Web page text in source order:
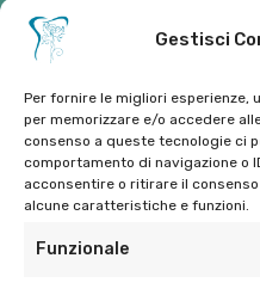
Gestisci
Per fornire le migliori esperienze,
per memorizzare e/o accedere
consenso a queste tecnologie ci
comportamento di navigazione o
acconsentire o ritirare il
alcune caratteristiche e funzioni.
Funzionale
E-mail:
Tel:06 272342
Tel:393 9810086